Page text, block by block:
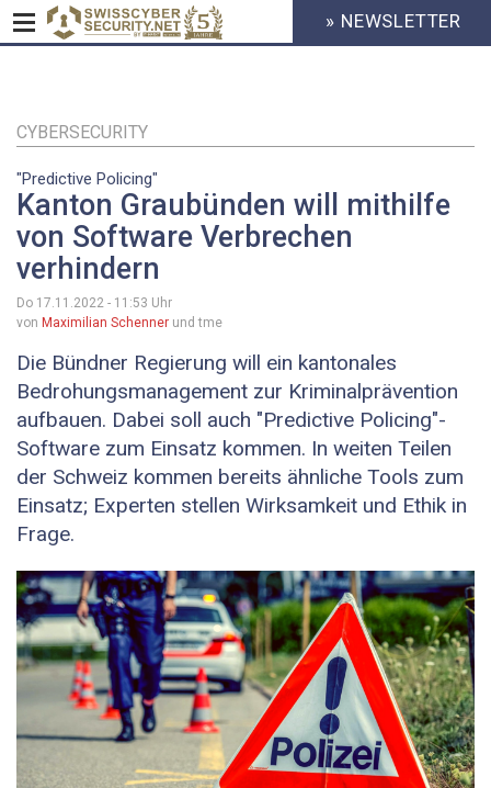
Inhalt
HEADER
MENU
» NEWSLETTER
CYBERSECURITY
"Predictive Policing"
Kanton Graubünden will mithilfe
von Software Verbrechen
verhindern
Do 17.11.2022 - 11:53 Uhr
von Maximilian Schenner und tme
Die Bündner Regierung will ein kantonales
Bedrohungsmanagement zur Kriminalprävention
aufbauen. Dabei soll auch "Predictive Policing"-
Software zum Einsatz kommen. In weiten Teilen
der Schweiz kommen bereits ähnliche Tools zum
Einsatz; Experten stellen Wirksamkeit und Ethik in
Frage.